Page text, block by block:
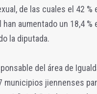
de las cuales el 42 %
aumentado un 18,4 %
la diputada.
del área de
municipios jiennenses